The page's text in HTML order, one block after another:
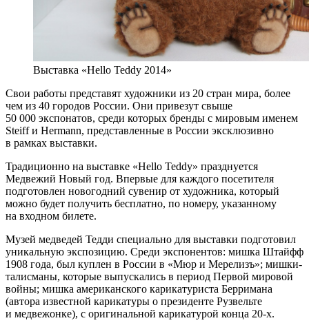
Выставка «Hello Teddy 2014»
Свои работы представят художники из 20 стран мира, более
чем из 40 городов России. Они привезут свыше
50 000 экспонатов, среди которых бренды с мировым именем
Steiff и Hermann, представленные в России эксклюзивно
в рамках выставки.
Традиционно на выставке «Hello Teddy» празднуется
Медвежий Новый год. Впервые для каждого посетителя
подготовлен новогодний сувенир от художника, который
можно будет получить бесплатно, по номеру, указанному
на входном билете.
Музей медведей Тедди специально для выставки подготовил
уникальную экспозицию. Среди экспонентов: мишка Штайфф
1908 года, был куплен в России в «Мюр и Мерелизъ»; мишки-
талисманы, которые выпускались в период Первой мировой
войны; мишка американского карикатуриста Берримана
(автора известной карикатуры о президенте Рузвельте
и медвежонке), с оригинальной карикатурой конца 20-х.